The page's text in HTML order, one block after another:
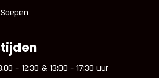
– 12:30 & 13:00 – 17:30 uur